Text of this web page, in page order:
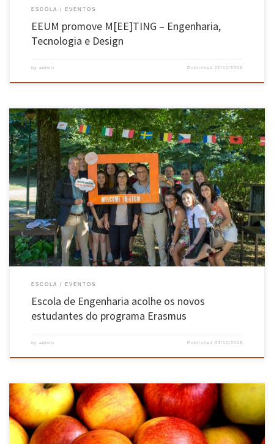
ESCOLA EVENTOS
EEUM promove M[EE]TING – Engenharia,
Tecnologia e Design
by admin Published 20/10/2018
“Welcome Sunset” juntou novos estudantes de todo o mundo nos jardins do Campus de
Azurém, em Guimarães No passado dia 13 de setembro, a Escola de Engenharia da
Universidade do Minho recebeu os mais de 95 estudantes do programa de mobilidade
Erasmus, oriundos de cerca de 37 países, entre eles […]
ESCOLA EVENTOS
Escola de Engenharia acolhe os novos
estudantes do programa Erasmus
by admin Published03/10/2018